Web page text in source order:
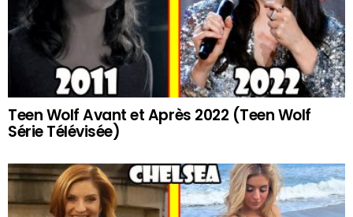
Teen Wolf Avant et Après 2022 (Teen Wolf
Série Télévisée)